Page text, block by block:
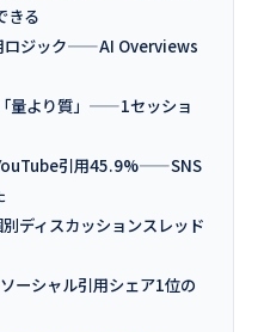
きる
ロジック——AI Overviews
量より質」——1セッショ
引用45.9%——SNS
ィスカッションスレッド
シャル引用シェア1位の